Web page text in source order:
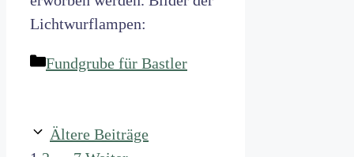
Lichtwurflampen:
Kategorien
Fundgrube für Bastler
Ältere Beiträge